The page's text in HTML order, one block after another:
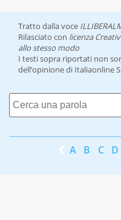
Tratto dalla voce
Rilasciato con licenza
allo stesso modo
I testi sopra riportati non
dell’opinione di Italiaonline
A B C D